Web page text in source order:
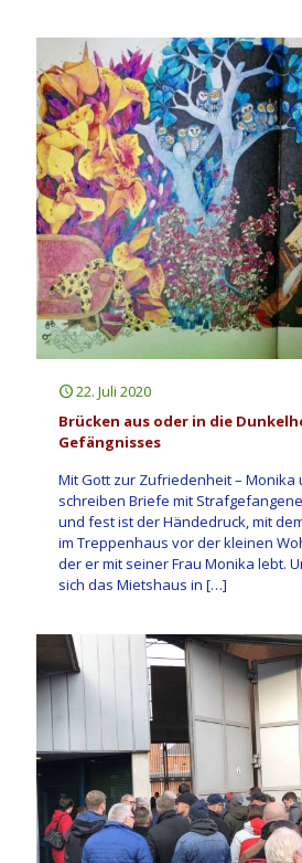
22. Juli 2020
Brücken aus oder in die
Gefängnisses
Mit Gott zur Zufriedenheit – Monika
schreiben Briefe mit
und fest ist der Händedruck, mit
im Treppenhaus vor der kleinen
der er mit seiner Frau Monika lebt.
sich das Mietshaus in […]